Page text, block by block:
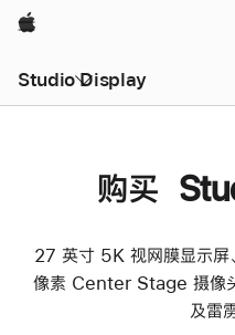
Apple
Studio Display
购买
27 英寸 5K 视网膜显示屏
像素 Center Stage 摄像头
及雷